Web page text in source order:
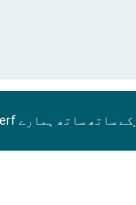
کے ساتھ ساتھ ہمارے nPerf ٹیسٹ